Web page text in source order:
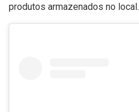
produtos armazenados no local.